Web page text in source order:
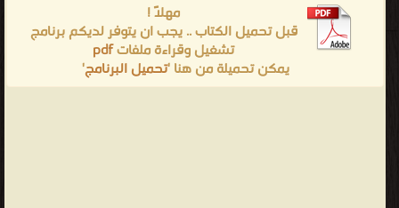
مهلاً !
قبل تحميل الكتاب .. يجب ان يتوفر لديكم برنامج
تشغيل وقراءة ملفاتpdf
يمكن تحميلة من هنا 'تحميل البرنامج'